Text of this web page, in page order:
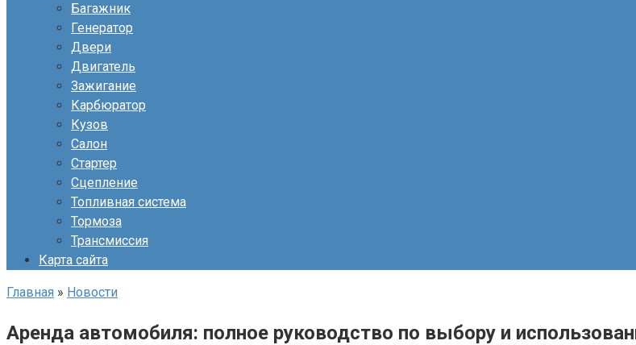
Багажник
Генератор
Двери
Двигатель
Зажигание
Карбюратор
Кузов
Салон
Стартер
Сцепление
Топливная система
Тормоза
Трансмиссия
Карта сайта
Главная » Новости
Аренда автомобиля: полное руководство по выбору и